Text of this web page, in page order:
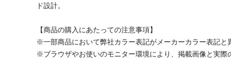
ド設計。
【商品の購入にあたっての注意事項】
※一部商品において弊社カラー表記がメーカーカラー表記と
※ブラウザやお使いのモニター環境により、掲載画像と実際